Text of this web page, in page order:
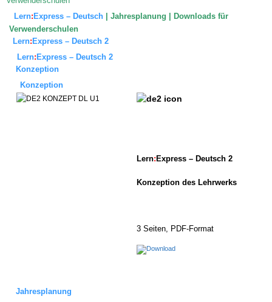
Lern: Express – Deutsch
Jahresplanung | Downloads für
Verwenderschulen
Lern: Express – Deutsch 2
Lern: Express – Deutsch 2
Konzeption
Konzeption
Lern: Express – Deutsch 2
Konzeption des Lehrwerks
3 Seiten, PDF-Format
Jahresplanung